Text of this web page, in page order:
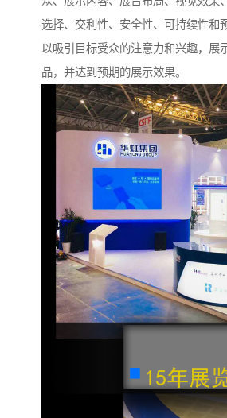
选择、交利性、安全性、可持续性和
以吸引目标受众的注意力和兴趣，展
品，并达到预期的展示效果。